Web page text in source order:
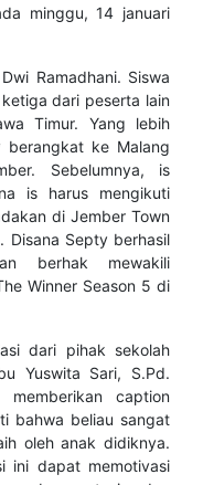
minggu, 14 januari
Ramadhani. Siswa
dari peserta lain
Timur. Yang lebih
berangkat ke Malang
Sebelumnya, is
is harus mengikuti
di Jember Town
Disana Septy berhasil
berhak mewakili
Winner Season 5 di
dari pihak sekolah
Yuswita Sari, S.Pd.
memberikan caption
bahwa beliau sangat
oleh anak didiknya.
ini dapat memotivasi